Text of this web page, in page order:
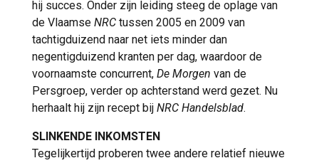
hij succes. Onder zijn leiding steeg de oplage van
de Vlaamse NRC tussen 2005 en 2009 van
tachtigduizend naar net iets minder dan
negentigduizend kranten per dag, waardoor de
voornaamste concurrent, De Morgen van de
Persgroep, verder op achterstand werd gezet. Nu
herhaalt hij zijn recept bij NRC Handelsblad.
SLINKENDE INKOMSTEN
Tegelijkertijd proberen twee andere relatief nieuwe